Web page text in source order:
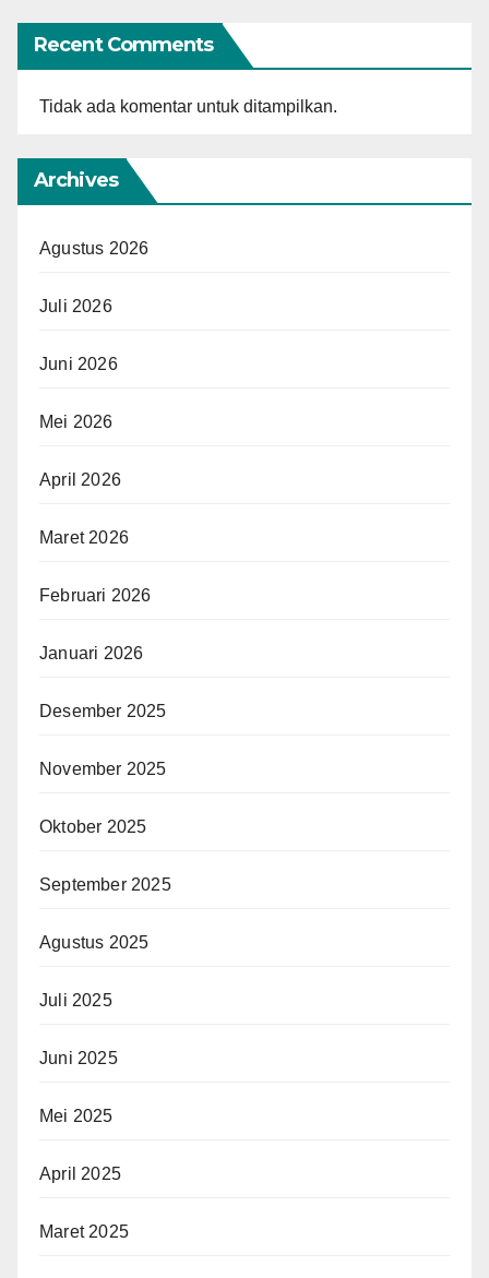
Recent Comments
Tidak ada komentar untuk ditampilkan.
Archives
Agustus 2026
Juli 2026
Juni 2026
Mei 2026
April 2026
Maret 2026
Februari 2026
Januari 2026
Desember 2025
November 2025
Oktober 2025
September 2025
Agustus 2025
Juli 2025
Juni 2025
Mei 2025
April 2025
Maret 2025